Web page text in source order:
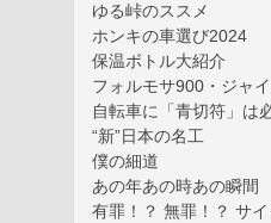
ゆる峠のススメ
ホンキの車選び2024
保温ボトル大紹介
フォルモサ900・ジャ
自転車に「青切符」は
“新”日本の名工
僕の細道
あの年あの時あの瞬間
有罪！？ 無罪！？ サ